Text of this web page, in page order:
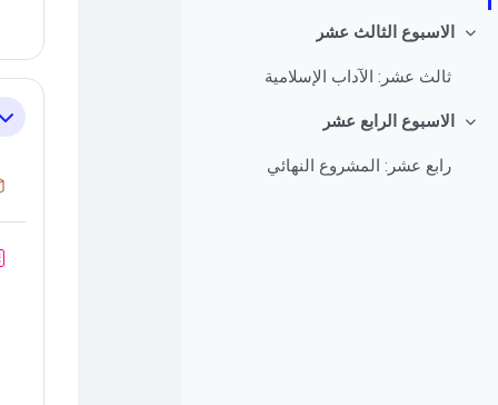
طي
الاسبوع الثالث عشر
ثالث عشر: الآداب الإسلامية
طي
الاسبوع الرابع عشر
رابع عشر: المشروع النهائي